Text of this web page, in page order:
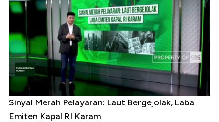
Sinyal Merah Pelayaran: Laut Bergejolak, Laba
Emiten Kapal RI Karam